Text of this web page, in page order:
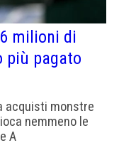
milioni di
più pagato
acquisti monstre
nemmeno le
A